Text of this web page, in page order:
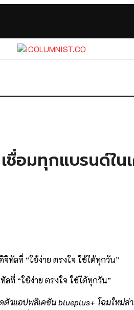
อมทุกแบรนด์ใ
ที่ “ใช้ง่าย ตรงใจ ใช้ได้ทุกวัน”
ตัวแอปพลิเคชันblueplus+ โฉมใหม่ล่